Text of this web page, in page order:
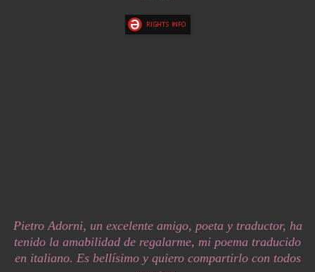
Pietro Adorni, un excelente amigo, poeta y traductor, ha
tenido la amabilidad de regalarme, mi poema traducido
en italiano. Es bellísimo y quiero compartirlo con todos